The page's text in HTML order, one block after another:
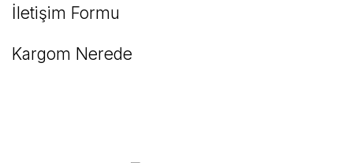
İletişim Formu
Kargom Nerede